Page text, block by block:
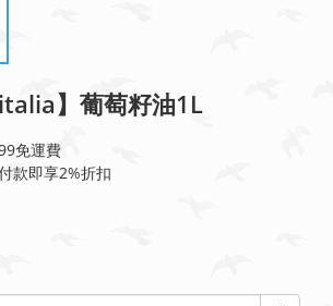
】葡萄籽油1L
免運費
款即享2%折扣